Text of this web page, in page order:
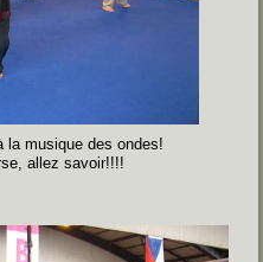
la musique des ondes!
allez savoir!!!!